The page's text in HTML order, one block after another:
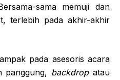
sama memuji dan
terlebih pada akhir-akhir
pada asesoris acara
panggung, backdropatau